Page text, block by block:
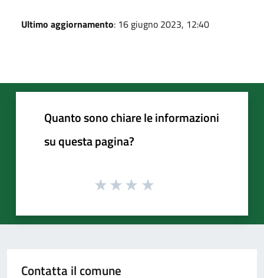
Ultimo aggiornamento: 16 giugno 2023, 12:40
Quanto sono chiare le informazioni
su questa pagina?
Contatta il comune